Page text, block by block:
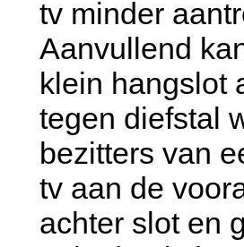
tv minder
Aanvullend
klein hangslot
tegen diefstal
bezitters van
tv aan de
achter slot en